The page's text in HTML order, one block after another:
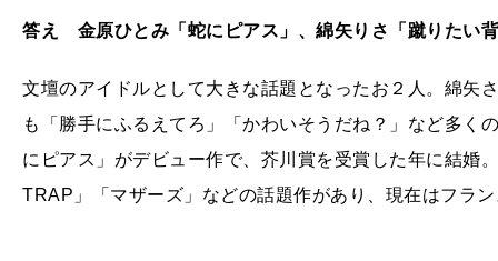
答え 金原ひとみ「蛇にピアス」、綿矢りさ「蹴りたい
文壇のアイドルとして大きな話題となったお２人。綿矢
も「勝手にふるえてろ」「かわいそうだね？」など多く
にピアス」がデビュー作で、芥川賞を受賞した年に結婚
TRAP」「マザーズ」などの話題作があり、現在はフラ